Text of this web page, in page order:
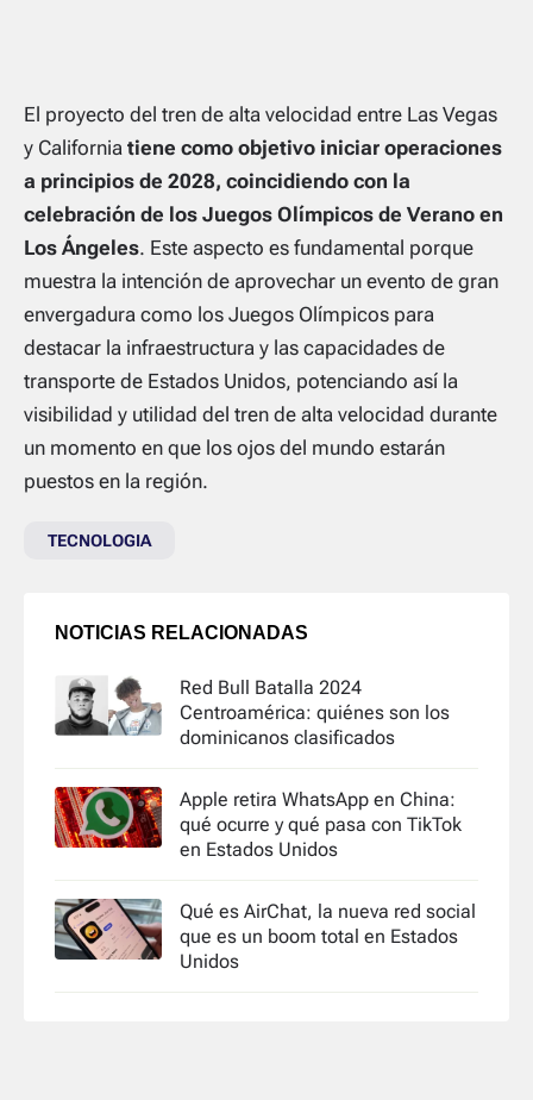
El proyecto del tren de alta velocidad entre Las Vegas
y California tiene como objetivo iniciar operaciones
a principios de 2028, coincidiendo con la
celebración de los Juegos Olímpicos de Verano en
Los Ángeles. Este aspecto es fundamental porque
muestra la intención de aprovechar un evento de gran
envergadura como los Juegos Olímpicos para
destacar la infraestructura y las capacidades de
transporte de Estados Unidos, potenciando así la
visibilidad y utilidad del tren de alta velocidad durante
un momento en que los ojos del mundo estarán
puestos en la región.
TECNOLOGIA
NOTICIAS RELACIONADAS
Red Bull Batalla 2024
Centroamérica: quiénes son los
dominicanos clasificados
Apple retira WhatsApp en China:
qué ocurre y qué pasa con TikTok
en Estados Unidos
Qué es AirChat, la nueva red social
que es un boom total en Estados
Unidos